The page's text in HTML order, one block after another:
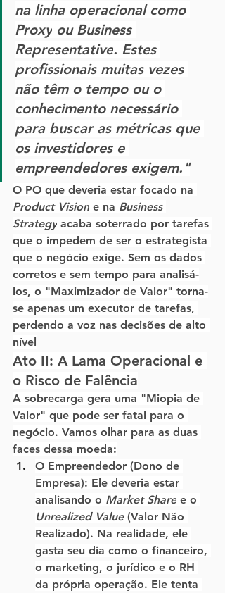
na linha operacional como
Proxy ou Business
Representative. Estes
profissionais muitas vezes
não têm o tempo ou o
conhecimento necessário
para buscar as métricas que
os investidores e
empreendedores exigem."
O PO que deveria estar focado na
Product Vision e na Business
Strategy acaba soterrado por tarefas
que o impedem de ser o estrategista
que o negócio exige. Sem os dados
corretos e sem tempo para analisá-
los, o "Maximizador de Valor" torna-
se apenas um executor de tarefas,
perdendo a voz nas decisões de alto
nível
Ato II: A Lama Operacional e
o Risco de Falência
A sobrecarga gera uma "Miopia de
Valor" que pode ser fatal para o
negócio. Vamos olhar para as duas
faces dessa moeda:
O Empreendedor (Dono de
Empresa): Ele deveria estar
analisando o Market Share e o
Unrealized Value (Valor Não
Realizado). Na realidade, ele
gasta seu dia como o financeiro,
o marketing, o jurídico e o RH
da própria operação. Ele tenta